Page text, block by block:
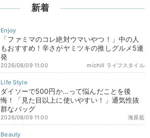
新着
「ファミマのコレ絶対ウマいやつ！」中の人
もおすすめ！辛さがヤミツキの推しグルメ5連
発
michill ライフスタイル
2026/08/09 11:00
ダイソーで500円か…って悩んだことを後
悔！「見た目以上に使いやすい！」通気性抜
群なバッグ
海原藍
2026/08/09 11:00